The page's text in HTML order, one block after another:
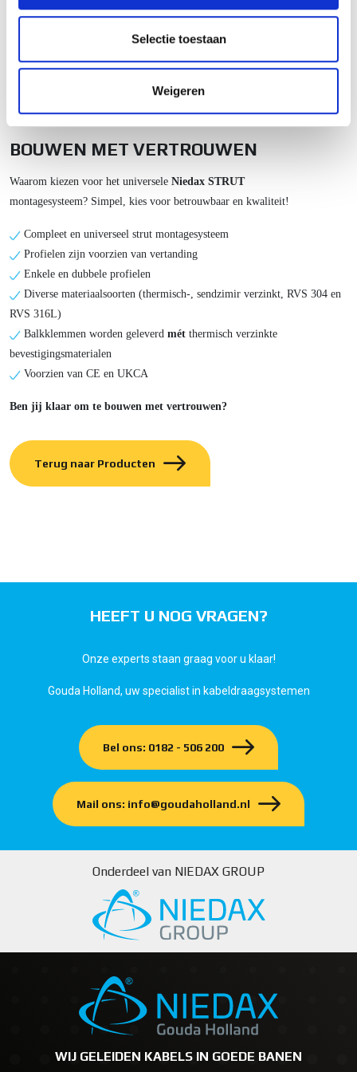
partners voor social media, adverteren en analyse. Deze
partners kunnen deze gegevens combineren met andere
verzameld op basis van uw gebruik van hun services.
Selectie toestaan
Weigeren
BOUWEN MET VERTROUWEN
Waarom kiezen voor het universele Niedax STRUT
montagesysteem? Simpel, kies voor betrouwbaar en kwaliteit!
Compleet en universeel strut montagesysteem
Profielen zijn voorzien van vertanding
Enkele en dubbele profielen
Diverse materiaalsoorten (thermisch-, sendzimir verzinkt, RVS 304 en
RVS 316L)
Balkklemmen worden geleverd mét thermisch verzinkte
bevestigingsmaterialen
Voorzien van CE en UKCA
Ben jij klaar om te bouwen met vertrouwen?
Terug naar Producten
HEEFT U NOG VRAGEN?
Onze experts staan graag voor u klaar!
Gouda Holland, uw specialist in kabeldraagsystemen
Bel ons: 0182 - 506 200
Mail ons: info@goudaholland.nl
Onderdeel van NIEDAX GROUP
WIJ GELEIDEN KABELS IN GOEDE BANEN